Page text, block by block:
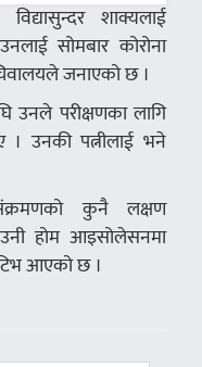
शाक्यलाई
सोमबार कोरोना
जनाएको छ ।
उनले परीक्षणका लागि
। उनकी पत्नीलाई भने
कुनै लक्षण
होम आइसोलेसनमा
आएको छ ।